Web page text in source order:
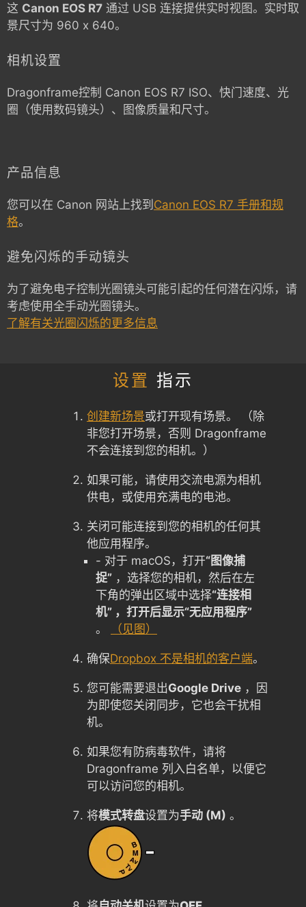
这 Canon EOS R7 通过 USB 连接提供实时视图。实时取
景尺寸为 960 x 640。
相机设置
Dragonframe控制 Canon EOS R7 ISO、快门速度、光
圈（使用数码镜头）、图像质量和尺寸。
产品信息
您可以在 Canon 网站上找到 Canon EOS R7 手册和规
格。
避免闪烁的手动镜头
为了避免电子控制光圈镜头可能引起的任何潜在闪烁，请
考虑使用全手动光圈镜头。
了解有关光圈闪烁的更多信息
设置 指示
创建新场景或打开现有场景。 （除
非您打开场景，否则 Dragonframe
不会连接到您的相机。）
如果可能，请使用交流电源为相机
供电，或使用充满电的电池。
关闭可能连接到您的相机的任何其
他应用程序。
- 对于 macOS，打开“图像捕
捉” ，选择您的相机，然后在左
下角的弹出区域中选择“连接相
机” ，打开后显示“无应用程序”
。
（见图）
确保Dropbox 不是相机的客户端。
您可能需要退出Google Drive ，因
为即使您关闭同步，它也会干扰相
机。
如果您有防病毒软件，请将
Dragonframe 列入白名单，以便它
可以访问您的相机。
将模式转盘设置为手动 (M) 。